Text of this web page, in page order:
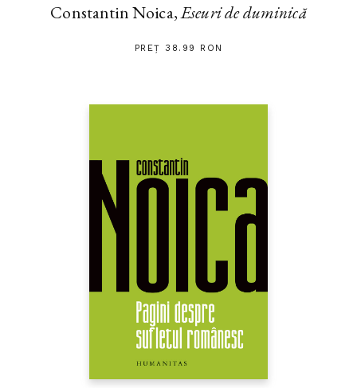
Constantin Noica,Eseuri de duminică
PREȚ 38.99 RON